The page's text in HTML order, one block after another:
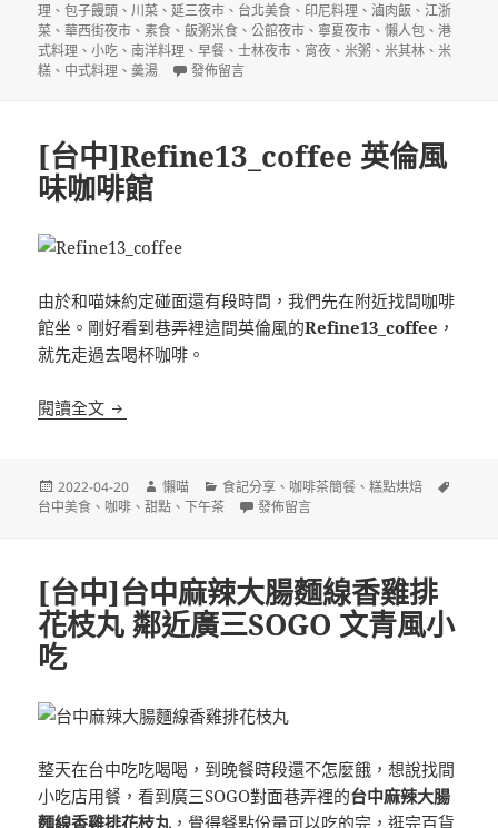
理 、包子饅頭 、川菜 、延三夜市 、 台北美食 、 印尼料理 、滷肉飯 、江浙
菜 、華西街夜市 、素食 、飯粥米食 、公館夜市 、 寧夏夜市 、懶人包 、港
式料理 、小吃 、南洋料理 、早餐 、士林夜市 、 宵夜 、米粥 、米其林 、米
糕 、 中式料理 、羮湯 在〈2022台北台中台南高雄必比登推介(Bib
發佈留言
[台中]Refine13_coffee 英倫風
味咖啡館
由於和喵妹約定碰面還有段時間，我們先在附近找間咖啡
館坐。剛好看到巷弄裡這間英倫風的Refine13_coffee ，
就先走過去喝杯咖啡。
閱讀全文 [台中]Refine13_coffee 英倫風味咖啡館
發
佈
2022-04-20
作
者
懶喵
分
類
食記分享 、 咖啡茶簡餐 、糕點烘焙
台中美食 、 咖啡 、甜點 、下午茶 在〈[台中]Refine13_coffee 英倫風味咖
發佈留言
[台中]台中麻辣大腸麵線香雞排
花枝丸 鄰近廣三SOGO 文青風小
吃
整天在台中吃吃喝喝，到晚餐時段還不怎麼餓，想說找間
小吃店用餐，看到廣三SOGO對面巷弄裡的台中麻辣大腸
麵線香雞排花枝丸 ，覺得餐點份量可以吃的完，逛完百貨